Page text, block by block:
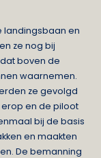
en
ze nog bij
boven de
waarnemen.
ze gevolgd
en de piloot
bij de basis
en maakten
De bemanning